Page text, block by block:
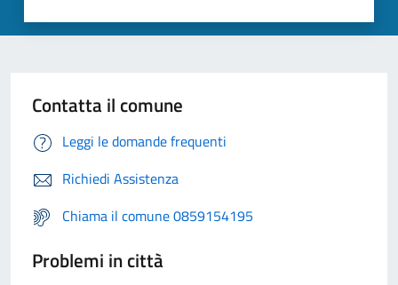
Contatta il comune
Leggi le domande frequenti
Richiedi Assistenza
Chiama il comune 0859154195
Problemi in città